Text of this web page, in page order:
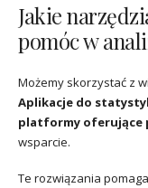
Jakie
pomóc w
Możemy skorzystać z
Aplikacje do
platformy oferujące
wsparcie.
Te rozwiązania